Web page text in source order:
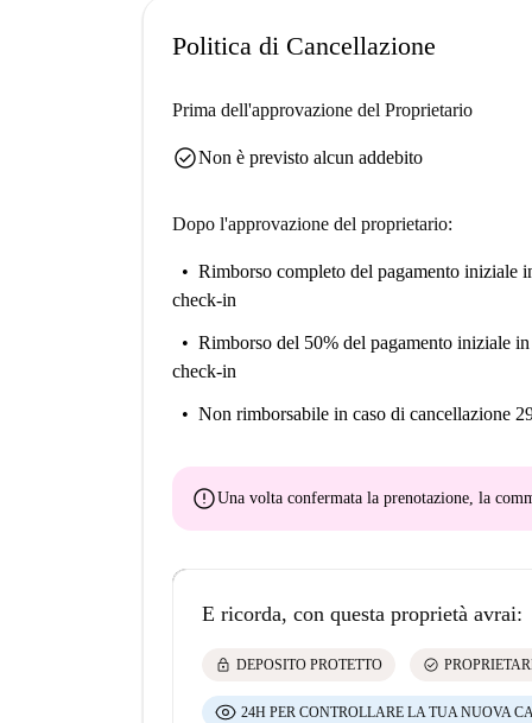
Politica di Cancellazione
Prima dell'approvazione del Proprietario
check_circleNon è previsto alcun addebito
Dopo l'approvazione del proprietario:
Rimborso completo del pagamento iniziale
check-in
Rimborso del 50% del pagamento iniziale in
check-in
Non rimborsabile in caso di cancellazione
errorUna volta confermata la prenotazione, la
E ricorda, con questa proprietà avrai:
lock DEPOSITO PROTETTO check_circle
24H PER CONTROLLARE LA TUA NUOVA